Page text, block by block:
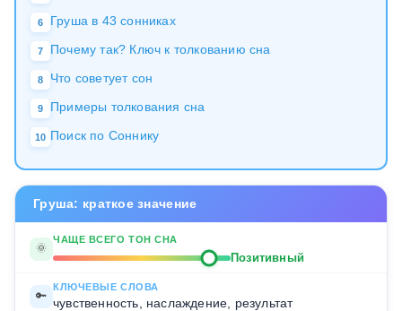
6 Груша в 43 сонниках
7 Почему так? Ключ к толкованию сна
8 Что советует сон
9 Примеры толкования сна
10 Поиск по Соннику
Груша: краткое значение
🌞
ЧАЩЕ ВСЕГО ТОН СНА
Позитивный
🔑
КЛЮЧЕВЫЕ СЛОВА
чувственность, наслаждение, результат